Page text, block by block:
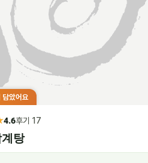
담았어요
4.6후기 17
탕